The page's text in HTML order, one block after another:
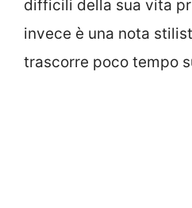
difficili della sua vita
invece è una nota
trascorre poco tempo